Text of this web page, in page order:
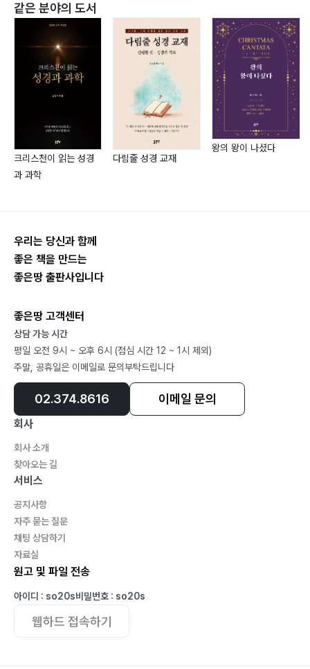
아브라함이 소돔을 위해 빌다 156
4부 그리스도 공동체의 성숙을 위하여 ?169
소금이 먼저이고 그다음이 빛이다 170
어버이날의 지혜 175
성령받은 사람 구별법 180
자기 부족을 알면 소통이 된다 187
썩은 사과, 누가 만들었나? 203
자기 확신범에서 그리스도와 말씀 중심의 사람이 되자
207
5부 예수 그리스도에 대한 성숙한 이해를 위하여 ?213
수난사화의 의미 214
창조주이신 예수 그리스도 219
성전보다 크신 분 223
예수님의 특징 235
《예수님의 포사이트와 인사이트 2》, 2022, 좋은땅
《우리는 왜 역사에서 배우지 않는가》, 2023, 좋은땅
《디아트리베와 로마서》, 2023, 좋은땅
같은 분야의 도서
크리스천이 읽는 성경
과 과학
다림줄 성경 교재
왕의 왕이 나셨다
우리는 당신과 함께
좋은 책을 만드는
좋은땅 출판사입니다
좋은땅 고객센터
상담 가능 시간
평일 오전 9시 ~ 오후 6시 (점심 시간 12 ~ 1시 제외)
주말, 공휴일은 이메일로 문의부탁드립니다
02.374.8616 이메일 문의
회사
회사 소개
찾아오는 길
서비스
공지사항
자주 묻는 질문
채팅 상담하기
자료실
원고 및 파일 전송
아이디 : so20s비밀번호 : so20s
웹하드 접속하기